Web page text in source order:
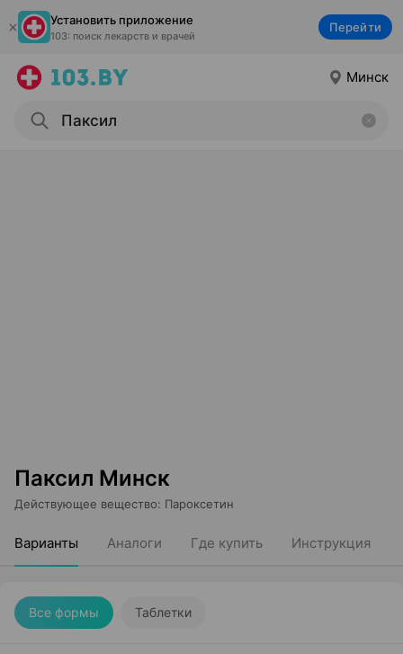
Установить приложение
103: поиск лекарств и врачей
Перейти
Минск
Паксил Минск
Действующее вещество: Пароксетин
Варианты Аналоги Где купить Инструкция
Все формы Таблетки